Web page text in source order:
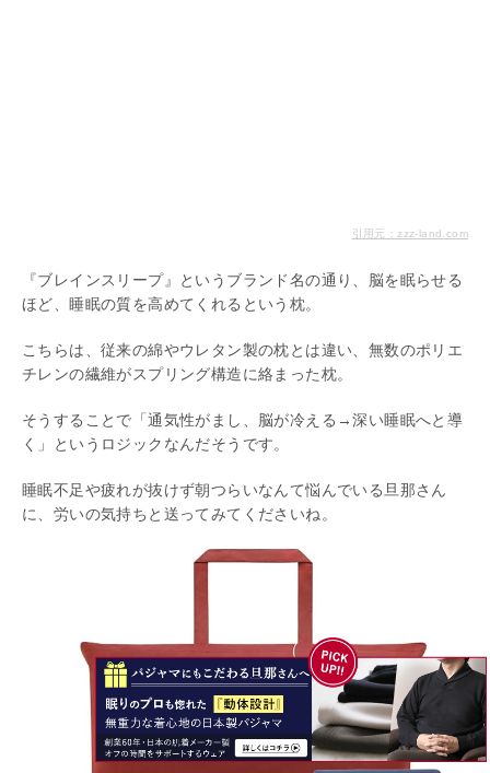
引用元：zzz-land.com
『ブレインスリープ』というブランド名の通り、脳を眠らせる
ほど、睡眠の質を高めてくれるという枕。
こちらは、従来の綿やウレタン製の枕とは違い、無数のポリエ
チレンの繊維がスプリング構造に絡まった枕。
そうすることで「通気性がまし、脳が冷える→深い睡眠へと導
く」というロジックなんだそうです。
睡眠不足や疲れが抜けず朝つらいなんて悩んでいる旦那さん
に、労いの気持ちと送ってみてくださいね。